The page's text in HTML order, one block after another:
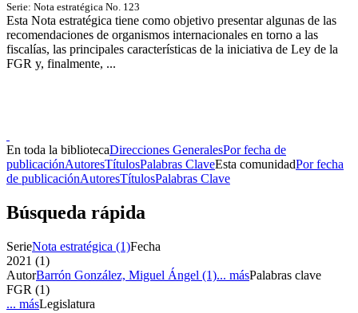
Serie: Nota estratégica No. 123
Esta Nota estratégica tiene como objetivo presentar algunas de las
recomendaciones de organismos internacionales en torno a las
fiscalías, las principales características de la iniciativa de Ley de la
FGR y, finalmente, ...
En toda la bibliotecaDirecciones GeneralesPor fecha de
publicaciónAutoresTítulosPalabras ClaveEsta comunidadPor fecha
de publicaciónAutoresTítulosPalabras Clave
Búsqueda rápida
SerieNota estratégica (1)Fecha
2021 (1)
AutorBarrón González, Miguel Ángel (1)... másPalabras clave
FGR (1)
... másLegislatura